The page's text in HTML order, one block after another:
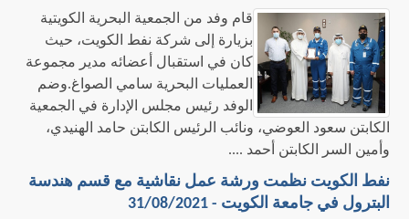
قام وفد من الجمعية البحرية الكويتية
بزيارة إلى شركة نفط الكويت، حيث
كان في استقبال أعضائه مدير مجموعة
العمليات البحرية سامي الصواغ.وضم
الوفد رئيس مجلس الإدارة في الجمعية
الكابتن سعود العوضي، ونائب الرئيس الكابتن حامد الهنيدي،
وأمين السر الكابتن أحمد ....
نفط الكويت نظمت ورشة عمل نقاشية مع قسم هندسة
البترول في جامعة الكويت - 31/08/2021